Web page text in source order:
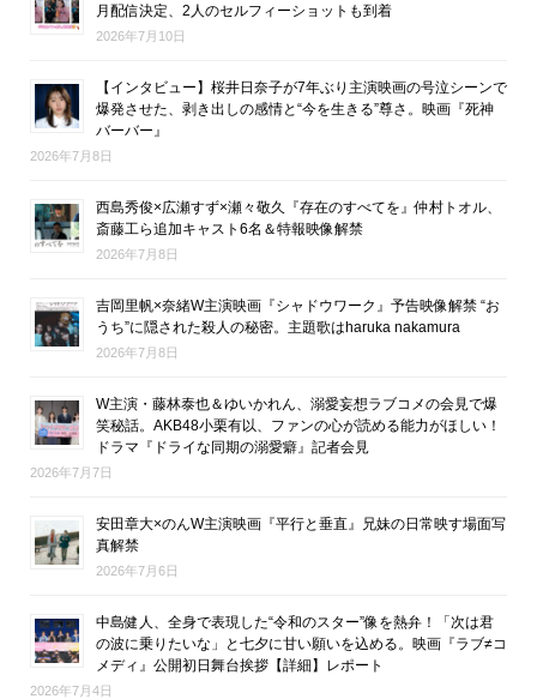
月配信決定、2人のセルフィーショットも到着
2026年7月10日
【インタビュー】桜井日奈子が7年ぶり主演映画の号泣シーンで
爆発させた、剥き出しの感情と“今を生きる”尊さ。映画『死神
バーバー』
2026年7月8日
西島秀俊×広瀬すず×瀬々敬久『存在のすべてを』仲村トオル、
斎藤工ら追加キャスト6名＆特報映像解禁
2026年7月8日
吉岡里帆×奈緒W主演映画『シャドウワーク』予告映像解禁 “お
うち”に隠された殺人の秘密。主題歌はharuka nakamura
2026年7月8日
W主演・藤林泰也＆ゆいかれん、溺愛妄想ラブコメの会見で爆
笑秘話。AKB48小栗有以、ファンの心が読める能力がほしい！
ドラマ『ドライな同期の溺愛癖』記者会見
2026年7月7日
安田章大×のんW主演映画『平行と垂直』兄妹の日常映す場面写
真解禁
2026年7月6日
中島健人、全身で表現した“令和のスター”像を熱弁！「次は君
の波に乗りたいな」と七夕に甘い願いを込める。映画『ラブ≠コ
メディ』公開初日舞台挨拶【詳細】レポート
2026年7月4日